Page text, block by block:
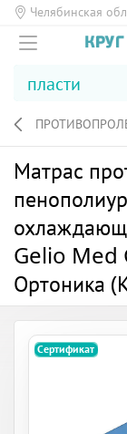
Челябинская
Матрас
Gelio Med
Ортоника
Сертификат